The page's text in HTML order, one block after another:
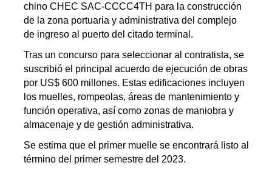
chino CHEC SAC-CCCC4TH para la construcción
de la zona portuaria y administrativa del complejo
de ingreso al puerto del citado terminal.
Tras un concurso para seleccionar al contratista, se
suscribió el principal acuerdo de ejecución de obras
por US$ 600 millones. Estas edificaciones incluyen
los muelles, rompeolas, áreas de mantenimiento y
función operativa, así como zonas de maniobra y
almacenaje y de gestión administrativa.
Se estima que el primer muelle se encontrará listo al
término del primer semestre del 2023.